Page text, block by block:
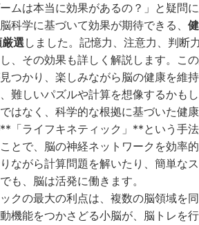
ムは本当に効果があるの？」と疑問
科学に基づいて効果が期待できる、
選しました。記憶力、注意力、判断
、その効果も詳しく解説します。こ
つかり、楽しみながら脳の健康を維
難しいパズルや計算を想像するかも
はなく、科学的な根拠に基づいた健
「ライフキネティック」**という手
とで、脳の神経ネットワークを効率
ながら計算問題を解いたり、簡単な
も、脳は活発に働きます。
クの最大の利点は、複数の脳領域を
機能をつかさどる小脳が、脳トレを